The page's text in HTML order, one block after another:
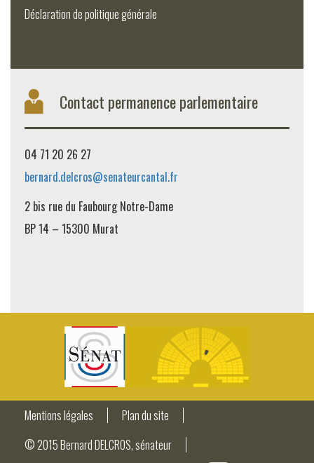
Déclaration de politique générale
Contact permanence parlementaire
04 71 20 26 27
bernard.delcros@senateurcantal.fr
2 bis rue du Faubourg Notre-Dame
BP 14 – 15300 Murat
Mentions légales
Plan du site
© 2015 Bernard DELCROS, sénateur